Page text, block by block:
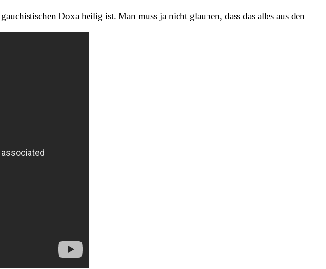
gauchistischen Doxa heilig ist. Man muss ja nicht glauben, dass das alles aus den